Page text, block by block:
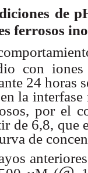
de
ferrosos
con iones
24 horas
la interfase
por el
de 6,8, que
de
anteriores